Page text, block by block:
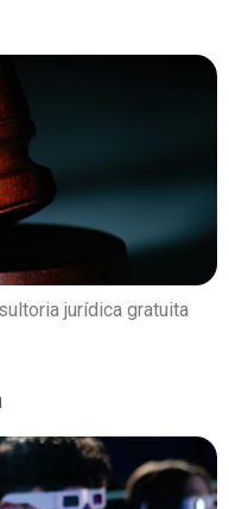
jurídica gratuita